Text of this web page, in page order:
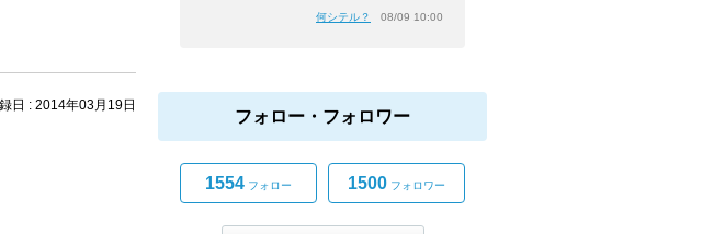
何シテル？ 08/09 10:00
フォロー・フォロワー
1554 フォロー 1500 フォロワー
日 : 2014年03月19日